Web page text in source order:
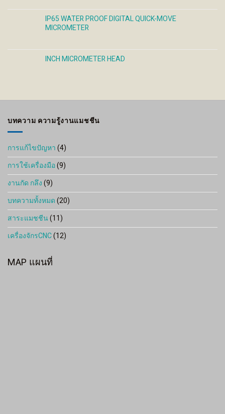
IP65 WATER PROOF DIGITAL QUICK-MOVE
MICROMETER
INCH MICROMETER HEAD
บทความ ความรู้งานแมชชีน
การแก้ไขปัญหา(4)
การใช้เครื่องมือ(9)
งานกัด กลึง(9)
บทความทั้งหมด(20)
สาระแมชชีน(11)
เครื่องจักรCNC(12)
MAP แผนที่